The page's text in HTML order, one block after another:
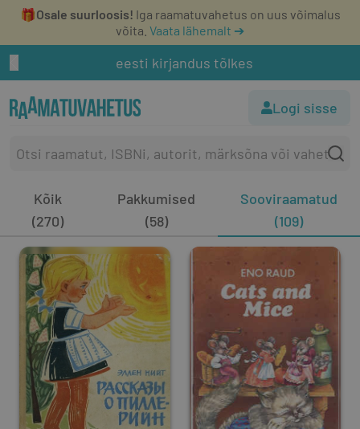
🎁Osale suurloosis! Iga raamatuvahetus on uus võimalus
võita. Vaata lähemalt ➔
eesti kirjandus tõlkes
Logi sisse
Kõik
(270)
Pakkumised
(58)
Sooviraamatud
(109)